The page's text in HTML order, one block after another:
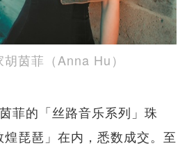
茵菲（Anna Hu）
菲的「丝路音乐系列」珠
琵琶」在内，悉数成交。至